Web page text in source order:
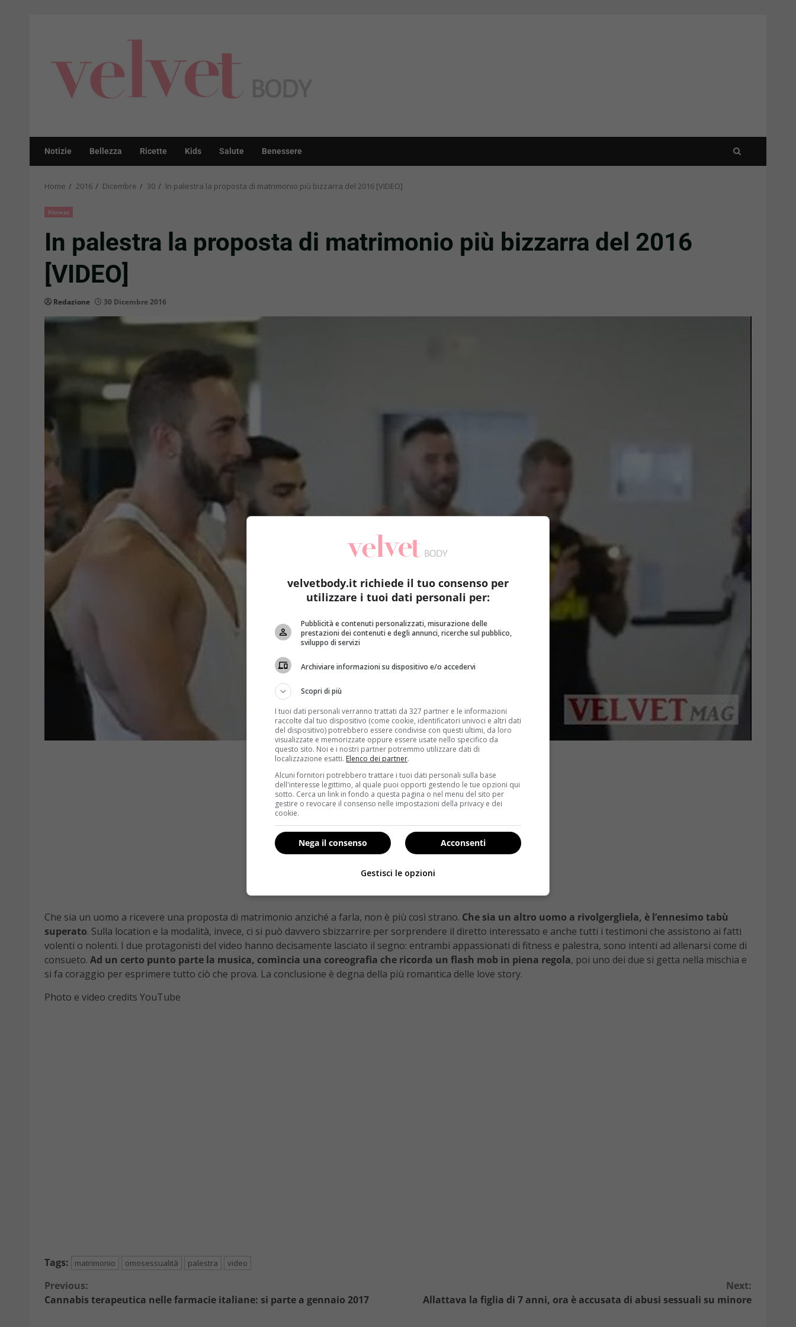
Notizie Bellezza Ricette Kids Salute Benessere
Home 2016 Dicembre 30 In palestra la proposta di matrimonio più bizzarra del 2016 [VIDEO]
Fitness
In palestra la proposta di matrimonio più bizzarra del 2016
[VIDEO]
Redazione 30 Dicembre 2016
Che sia un uomo a ricevere una proposta di matrimonio anziché a farla, non è più così strano. Che sia un altro uomo a rivolgergliela, è l’ennesimo tabù
superato. Sulla location e la modalità, invece, ci si può davvero sbizzarrire per sorprendere il diretto interessato e anche tutti i testimoni che assistono ai fatti
volenti o nolenti. I due protagonisti del video hanno decisamente lasciato il segno: entrambi appassionati di fitness e palestra, sono intenti ad allenarsi come di
consueto. Ad un certo punto parte la musica, comincia una coreografia che ricorda un flash mob in piena regola, poi uno dei due si getta nella mischia e
si fa coraggio per esprimere tutto ciò che prova. La conclusione è degna della più romantica delle love story.
Photo e video credits YouTube
Tags: matrimonio omosessualità palestra video
Continue
Previous:
Cannabis terapeutica nelle farmacie italiane: si parte a gennaio 2017
Next:
Allattava la figlia di 7 anni, ora è accusata di abusi sessuali su minore
velvetbody.it richiede il tuo consenso per
utilizzare i tuoi dati personali per:
Pubblicità e contenuti personalizzati, misurazione delle
prestazioni dei contenuti e degli annunci, ricerche sul pubblico,
sviluppo di servizi
Archiviare informazioni su dispositivo e/o accedervi
Scopri di più
I tuoi dati personali verranno trattati da 327 partner e le informazioni
raccolte dal tuo dispositivo (come cookie, identificatori univoci e altri dati
del dispositivo) potrebbero essere condivise con questi ultimi, da loro
visualizzate e memorizzate oppure essere usate nello specifico da
questo sito. Noi e i nostri partner potremmo utilizzare dati di
localizzazione esatti. Elenco dei partner.
Alcuni fornitori potrebbero trattare i tuoi dati personali sulla base
dell'interesse legittimo, al quale puoi opporti gestendo le tue opzioni qui
sotto. Cerca un link in fondo a questa pagina o nel menu del sito per
gestire o revocare il consenso nelle impostazioni della privacy e dei
cookie.
Acconsenti
Nega il consenso
Gestisci le opzioni